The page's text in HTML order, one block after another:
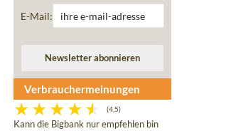
E-Mail:
Verbrauchermeinungen
(4,5)
Kann die Bigbank nur empfehlen bin